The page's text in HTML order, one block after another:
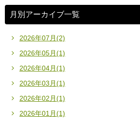
月別アーカイブ一覧
2026年07月(2)
2026年05月(1)
2026年04月(1)
2026年03月(1)
2026年02月(1)
2026年01月(1)